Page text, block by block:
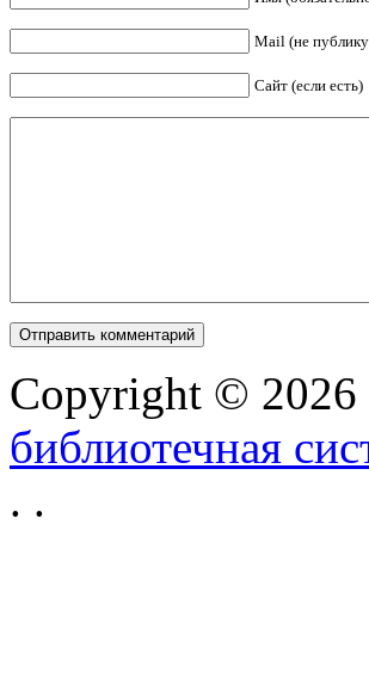
Mail (не
Сайт (если есть)
Copyright © 2026
библиотечная
. .